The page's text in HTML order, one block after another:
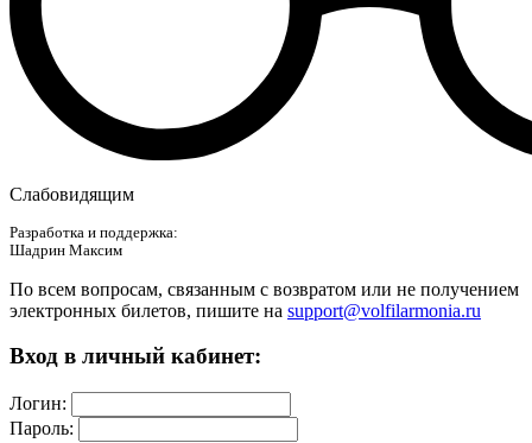
Слабовидящим
Разработка и поддержка:
Шадрин Максим
По всем вопросам, связанным с возвратом или не получением
электронных билетов, пишите на support@volfilarmonia.ru
Вход в личный кабинет:
Логин:
Пароль: